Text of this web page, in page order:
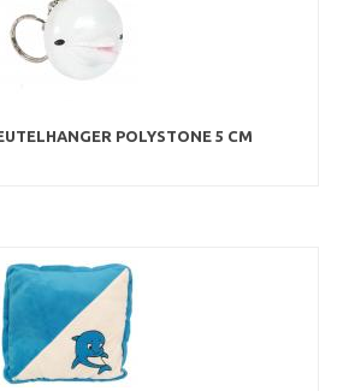
POLYSTONE 5 CM